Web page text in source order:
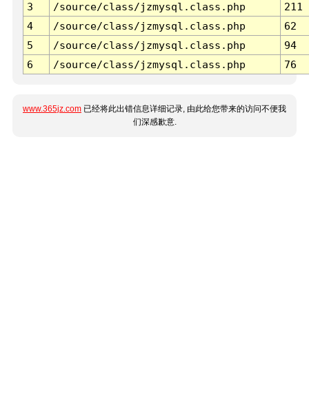
3 /source/class/jzmysql.class.php
211
4
/source/class/jzmysql.class.php
62
5
/source/class/jzmysql.class.php
94
6
/source/class/jzmysql.class.php 76
www.365jz.com 已经将此出错信息详细记录, 由此给您带来的访问不便我
们深感歉意.